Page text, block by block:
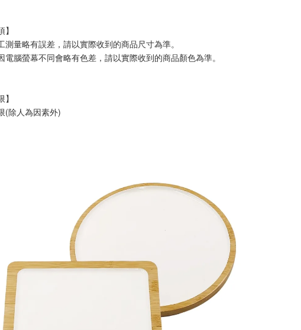
】
測量略有誤差，請以實際收到的商品尺寸為準。
電腦螢幕不同會略有色差，請以實際收到的商品顏色為準。
】
(除人為因素外)